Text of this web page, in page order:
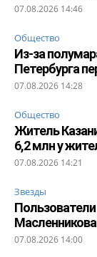
07.08.2026 14:46
Общество
Из-за
Петербурга
07.08.2026 14:28
Общество
Житель
6,2 млн у
07.08.2026 14:21
Звезды
07.08.2026 14:00